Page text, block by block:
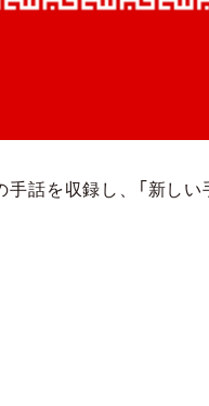
手話を収録し、「新し